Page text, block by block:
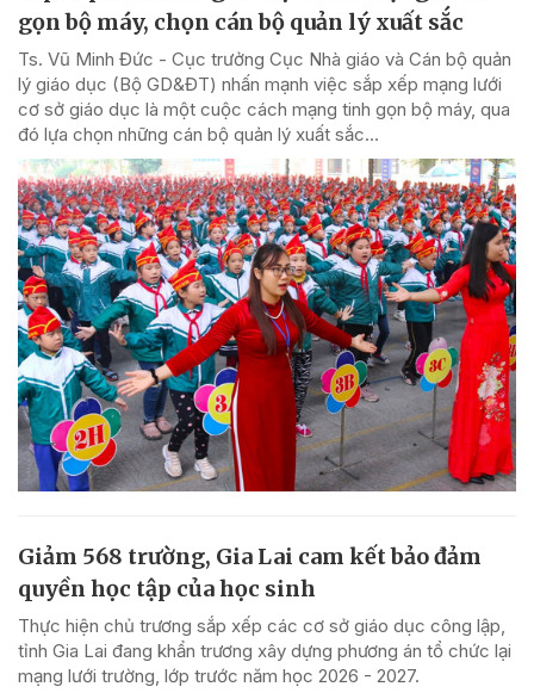
gọn bộ máy, chọn cán bộ quản lý xuất sắc
Ts. Vũ Minh Đức - Cục trưởng Cục Nhà giáo và Cán bộ quản
lý giáo dục (Bộ GD&ĐT) nhấn mạnh việc sắp xếp mạng lưới
cơ sở giáo dục là một cuộc cách mạng tinh gọn bộ máy, qua
đó lựa chọn những cán bộ quản lý xuất sắc...
Giảm 568 trường, Gia Lai cam kết bảo đảm
quyền học tập của học sinh
Thực hiện chủ trương sắp xếp các cơ sở giáo dục công lập,
tỉnh Gia Lai đang khẩn trương xây dựng phương án tổ chức lại
mạng lưới trường, lớp trước năm học 2026 - 2027.